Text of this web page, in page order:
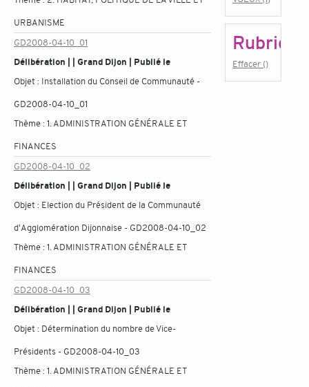
URBANISME
GD2008-04-10_01
Délibération | | Grand Dijon | Publié le
Objet : Installation du Conseil de Communauté -
GD2008-04-10_01
Thème :1. ADMINISTRATION GÉNÉRALE ET
FINANCES
GD2008-04-10_02
Délibération | | Grand Dijon | Publié le
Objet : Election du Président de la Communauté
d'Agglomération Dijonnaise - GD2008-04-10_02
Thème :1. ADMINISTRATION GÉNÉRALE ET
FINANCES
GD2008-04-10_03
Délibération | | Grand Dijon | Publié le
Objet : Détermination du nombre de Vice-
Présidents - GD2008-04-10_03
Thème :1. ADMINISTRATION GÉNÉRALE ET
Rubrique
Effacer ()